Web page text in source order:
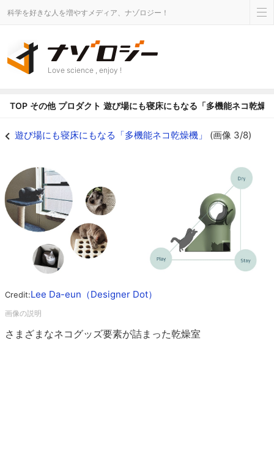
科学を好きな人を増やすメディア、ナゾロジー！
Love science , enjoy !
TOP その他 プロダクト 遊び場にも寝床にもなる「多機能ネコ乾燥
遊び場にも寝床にもなる「多機能ネコ乾燥機」 (画像 3/8)
Credit:Lee Da-eun（Designer Dot）
さまざまなネコグッズ要素が詰まった乾燥室